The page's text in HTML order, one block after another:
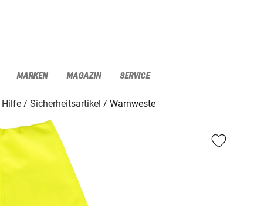
MARKEN MAGAZIN SERVICE
Hilfe Sicherheitsartikel
Warnweste